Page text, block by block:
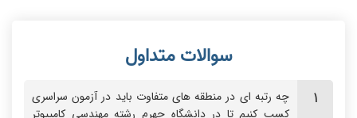
چه رتبه ای در منطقه های متفاوت باید در آزمون سراسری
کسب کنیم تا در دانشگاه جهرم رشته مهندسی کامپیوتر